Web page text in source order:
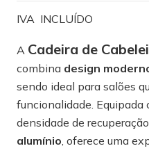
IVA INCLUÍDO
A Cadeira de
combina design
sendo ideal para salões
funcionalidade. Equipada
densidade de
alumínio, oferece uma